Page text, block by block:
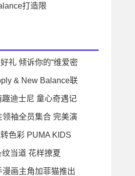
打造限
礼 倾诉你的“维爱密
& New Balance联
时迪士尼 童心奇遇记
袖全员集合 完美演
色彩 PUMA KIDS
现当道 花样撩夏
漫画主角加菲猫推出